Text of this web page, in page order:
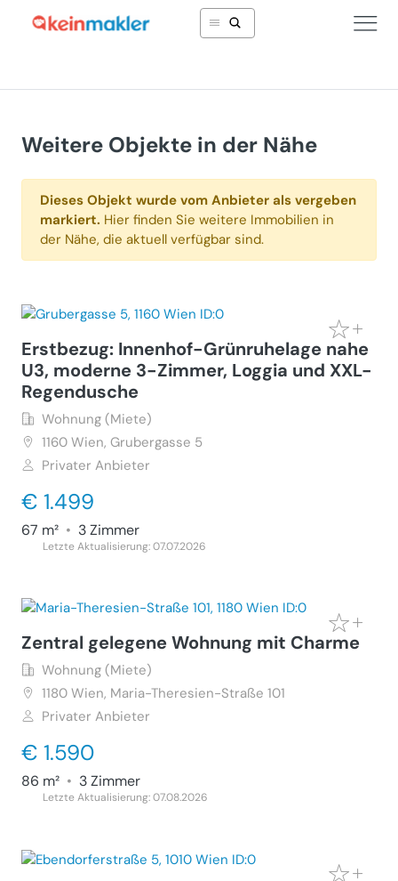
Weitere Objekte in der Nähe
Dieses Objekt wurde vom Anbieter als vergeben
markiert. Hier finden Sie weitere Immobilien in
der Nähe, die aktuell verfügbar sind.
Erstbezug: Innenhof-Grünruhelage nahe
U3, moderne 3-Zimmer, Loggia und XXL-
Regendusche
Wohnung (Miete)
1160 Wien, Grubergasse 5
Privater Anbieter
€ 1.499
67 m² • 3 Zimmer
Letzte Aktualisierung: 07.07.2026
Zentral gelegene Wohnung mit Charme
Wohnung (Miete)
1180 Wien, Maria-Theresien-Straße 101
Privater Anbieter
€ 1.590
86 m² • 3 Zimmer
Letzte Aktualisierung: 07.08.2026